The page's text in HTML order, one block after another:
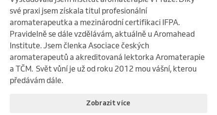
své praxi jsem získala titul profesionální
aromaterapeutka a mezinárodní certifikaci IFPA.
Pravidelně se dále vzdělávám, aktuálně u Aromahead
Institute. Jsem členka Asociace českých
aromaterapeutů a akreditovaná lektorka Aromaterapie
a TČM.  Svět vůní je už od roku 2012 mou vášní, kterou
předávám dále.
Zobrazit více